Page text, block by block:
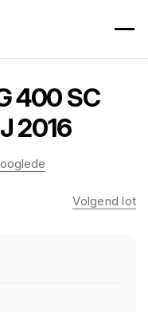
400 SC
2016
Volgend lot